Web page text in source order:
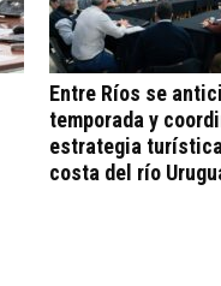
Entre Ríos se
temporada y
estrategia
costa del río